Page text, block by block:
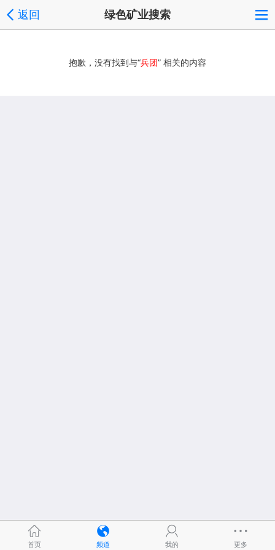
返回 绿色矿业搜索
抱歉，没有找到与“兵团” 相关的内容
首页 频道 我的 更多